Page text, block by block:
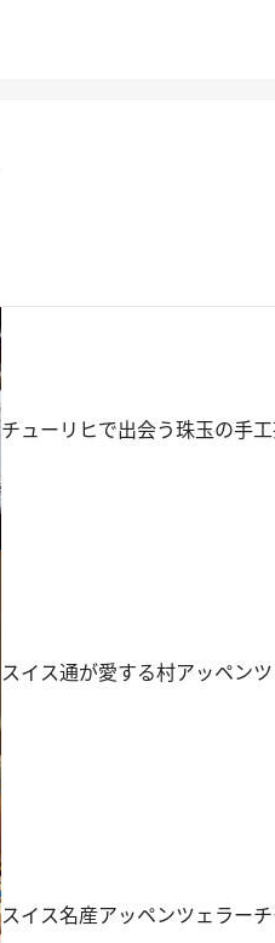
チューリヒで出会う珠玉の手
スイス通が愛する村アッペン
スイス名産アッペンツェラー